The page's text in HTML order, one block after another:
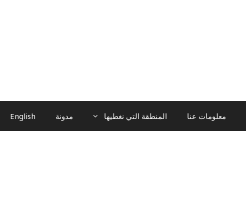
معلومات عنا المنطقة التي نغطيها مدونة English